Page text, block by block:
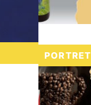
PORTRET